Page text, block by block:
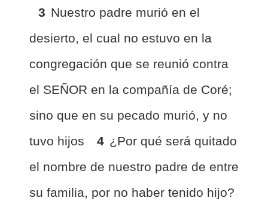
3 Nuestro padre murió en el
desierto, el cual no estuvo en la
congregación que se reunió contra
el SEÑOR en la compañía de Coré;
sino que en su pecado murió, y no
tuvo hijos
4 ¿Por qué será quitado
el nombre de nuestro padre de entre
su familia, por no haber tenido hijo?